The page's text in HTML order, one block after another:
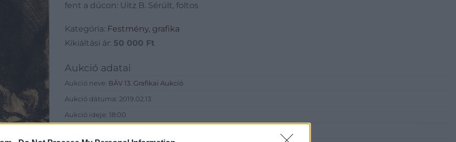
fent a dúcon: Uitz B. Sérült, foltos
Kategória: Festmény, grafika
Kikiáltási ár: 50 000 Ft
Aukció adatai
Aukció neve: BÁV 13. Grafikai Aukció
Aukció dátuma: 2019.02.13
Aukció ideje: 18:00